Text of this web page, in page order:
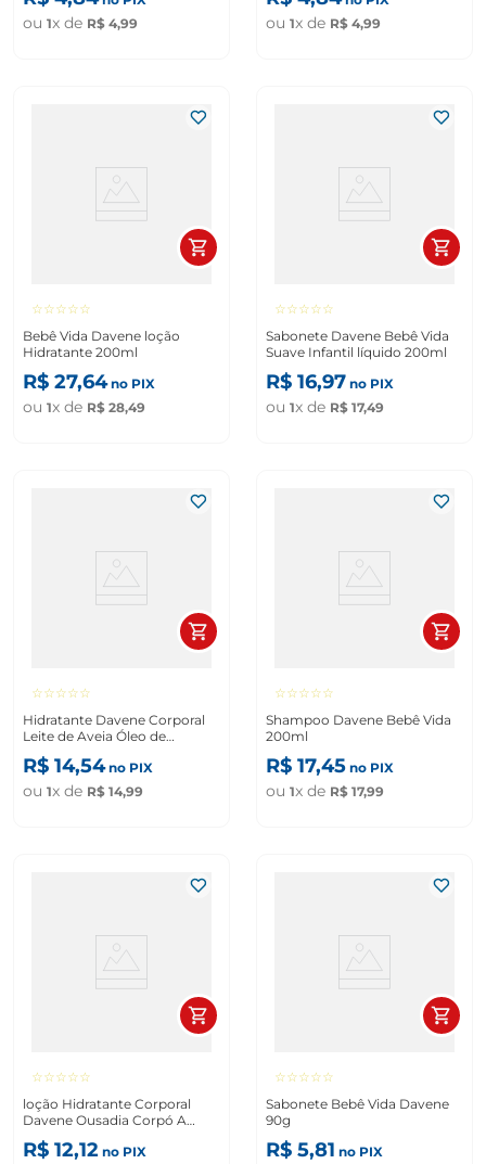
ou 1x de R$ 4,99 ou 1x de R$ 4,99
☆☆☆☆☆
Bebê Vida Davene loção
Hidratante 200ml
R$ 27,64no PIX
ou 1x de R$ 28,49
☆☆☆☆☆
Sabonete Davene Bebê Vida
Suave Infantil líquido 200ml
R$ 16,97 no PIX
ou 1x de R$ 17,49
☆☆☆☆☆
Hidratante Davene Corporal
Leite de Aveia Óleo de
Amêndoas 180ml
R$ 14,54no PIX
ou 1x de R$ 14,99
☆☆☆☆☆
Shampoo Davene Bebê Vida
200ml
R$ 17,45 no PIX
ou 1x de R$ 17,99
☆☆☆☆☆
loção Hidratante Corporal
Davene Ousadia Corpó A
Corpó 200ml
R$ 12,12 no PIX
☆☆☆☆☆
Sabonete Bebê Vida Davene
90g
R$ 5,81 no PIX